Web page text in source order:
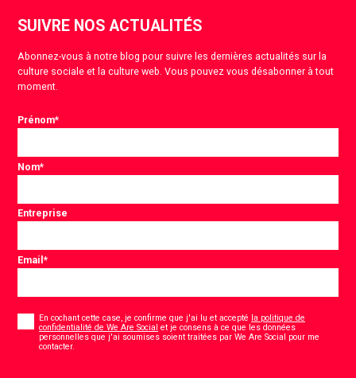
SUIVRE NOS ACTUALITÉS
Abonnez-vous à notre blog pour suivre les dernières actualités sur la
culture sociale et la culture web. Vous pouvez vous désabonner à tout
moment.
Prénom*
Nom*
Entreprise
Email*
En cochant cette case, je confirme que j'ai lu et accepté la politique de
confidentialité de We Are Social et je consens à ce que les données
personnelles que j'ai soumises soient traitées par We Are Social pour me
contacter.